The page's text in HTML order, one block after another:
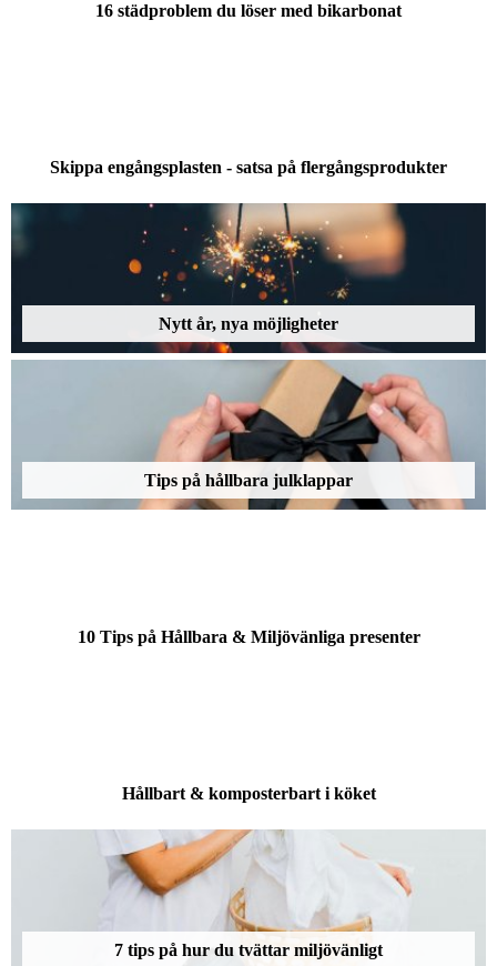
16 städproblem du löser med bikarbonat
Skippa engångsplasten - satsa på flergångsprodukter
Nytt år, nya möjligheter
Tips på hållbara julklappar
10 Tips på Hållbara & Miljövänliga presenter
Hållbart & komposterbart i köket
7 tips på hur du tvättar miljövänligt